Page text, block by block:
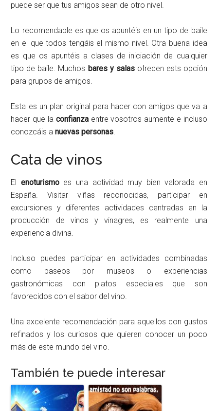
puede ser que tus amigos sean de otro nivel.
Lo recomendable es que os apuntéis en un tipo de baile
en el que todos tengáis el mismo nivel. Otra buena idea
es que os apuntéis a clases de iniciación de cualquier
tipo de baile. Muchos bares y salasofrecen ests opción
para grupos de amigos.
Esta es un plan original para hacer con amigos que va a
hacer que la confianzaentre vosotros aumente e incluso
conozcáis anuevas personas.
Cata de vinos
El enoturismoes una actividad muy bien valorada en
España. Visitar viñas reconocidas, participar en
excursiones y diferentes actividades centradas en la
producción de vinos y vinagres, es realmente una
experiencia divina.
Incluso puedes participar en actividades combinadas
como paseos por museos o experiencias
gastronómicas con platos especiales que son
favorecidos con el sabor del vino.
Una excelente recomendación para aquellos con gustos
refinados y los curiosos que quieren conocer un poco
más de este mundo del vino.
También te puede interesar